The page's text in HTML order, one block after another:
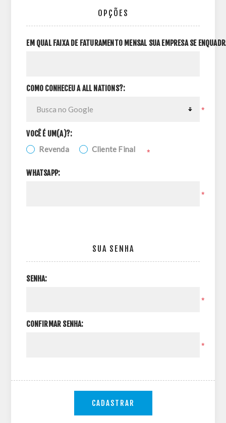
OPÇÕES
EM QUAL FAIXA DE FATURAMENTO MENSAL SUA EMPRESA SE
COMO CONHECEU A ALL NATIONS?:
*
VOCÊ É UM(A)?:
Revenda Cliente Final *
WHATSAPP:
*
SUA SENHA
SENHA:
*
CONFIRMAR SENHA:
*
CADASTRAR